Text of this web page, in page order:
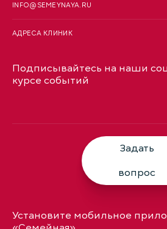
INFO@SEMEYNAYA.RU
АДРЕСА КЛИНИК
Подписывайтесь на наши
курсе событий
Задать
вопрос
Установите мобильное